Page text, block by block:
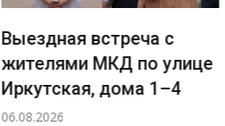
Выездная встреча с
жителями МКД по улице
Иркутская, дома 1–4
06.08.2026